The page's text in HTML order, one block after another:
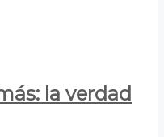
la verdad